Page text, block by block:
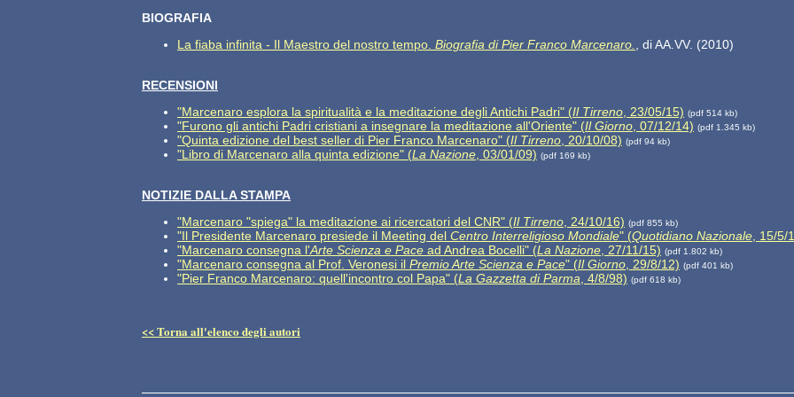
BIOGRAFIA
La fiaba infinita - Il Maestro del nostro tempo. Biografia di Pier Franco Marcenaro. , di AA.VV. (2010)
RECENSIONI
"Marcenaro esplora la spiritualità e la meditazione degli Antichi Padri" (Il Tirreno , 23/05/15) (pdf 514 kb)
"Furono gli antichi Padri cristiani a insegnare la meditazione all'Oriente" (Il Giorno , 07/12/14) (pdf 1.345 kb)
"Quinta edizione del best seller di Pier Franco Marcenaro" (Il Tirreno , 20/10/08) (pdf 94 kb)
"Libro di Marcenaro alla quinta edizione" (La Nazione , 03/01/09) (pdf 169 kb)
NOTIZIE DALLA STAMPA
"Marcenaro "spiega" la meditazione ai ricercatori del CNR" (Il Tirreno , 24/10/16) (pdf 855 kb)
"Il Presidente Marcenaro presiede il Meeting del Centro Interreligioso Mondiale" (Quotidiano Nazionale , 15/5/
"Marcenaro consegna l'Arte Scienza e Pace ad Andrea Bocelli" (La Nazione , 27/11/15) (pdf 1.802 kb)
"Marcenaro consegna al Prof. Veronesi il Premio Arte Scienza e Pace" (Il Giorno , 29/8/12) (pdf 401 kb)
"Pier Franco Marcenaro: quell'incontro col Papa" (La Gazzetta di Parma , 4/8/98) (pdf 618 kb)
<< Torna all'elenco degli autori